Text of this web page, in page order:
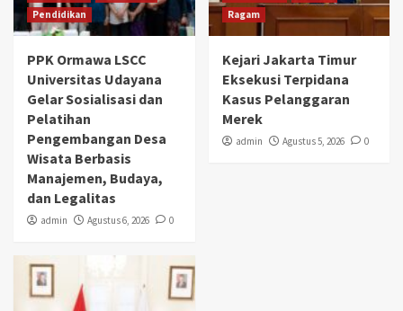
Pendidikan
PPK Ormawa LSCC
Universitas Udayana
Gelar Sosialisasi dan
Pelatihan
Pengembangan Desa
Wisata Berbasis
Manajemen, Budaya,
dan Legalitas
admin Agustus 6, 2026 0
Ragam
Kejari Jakarta Timur
Eksekusi Terpidana
Kasus Pelanggaran
Merek
admin Agustus 5, 2026 0